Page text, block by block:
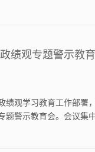
绩观专题警示教
观学习教育工作部署
题警示教育会。会议